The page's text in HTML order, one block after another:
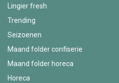
Lingier fresh
Trending
Seizoenen
Maand folder confiserie
Maand folder horeca
Horeca